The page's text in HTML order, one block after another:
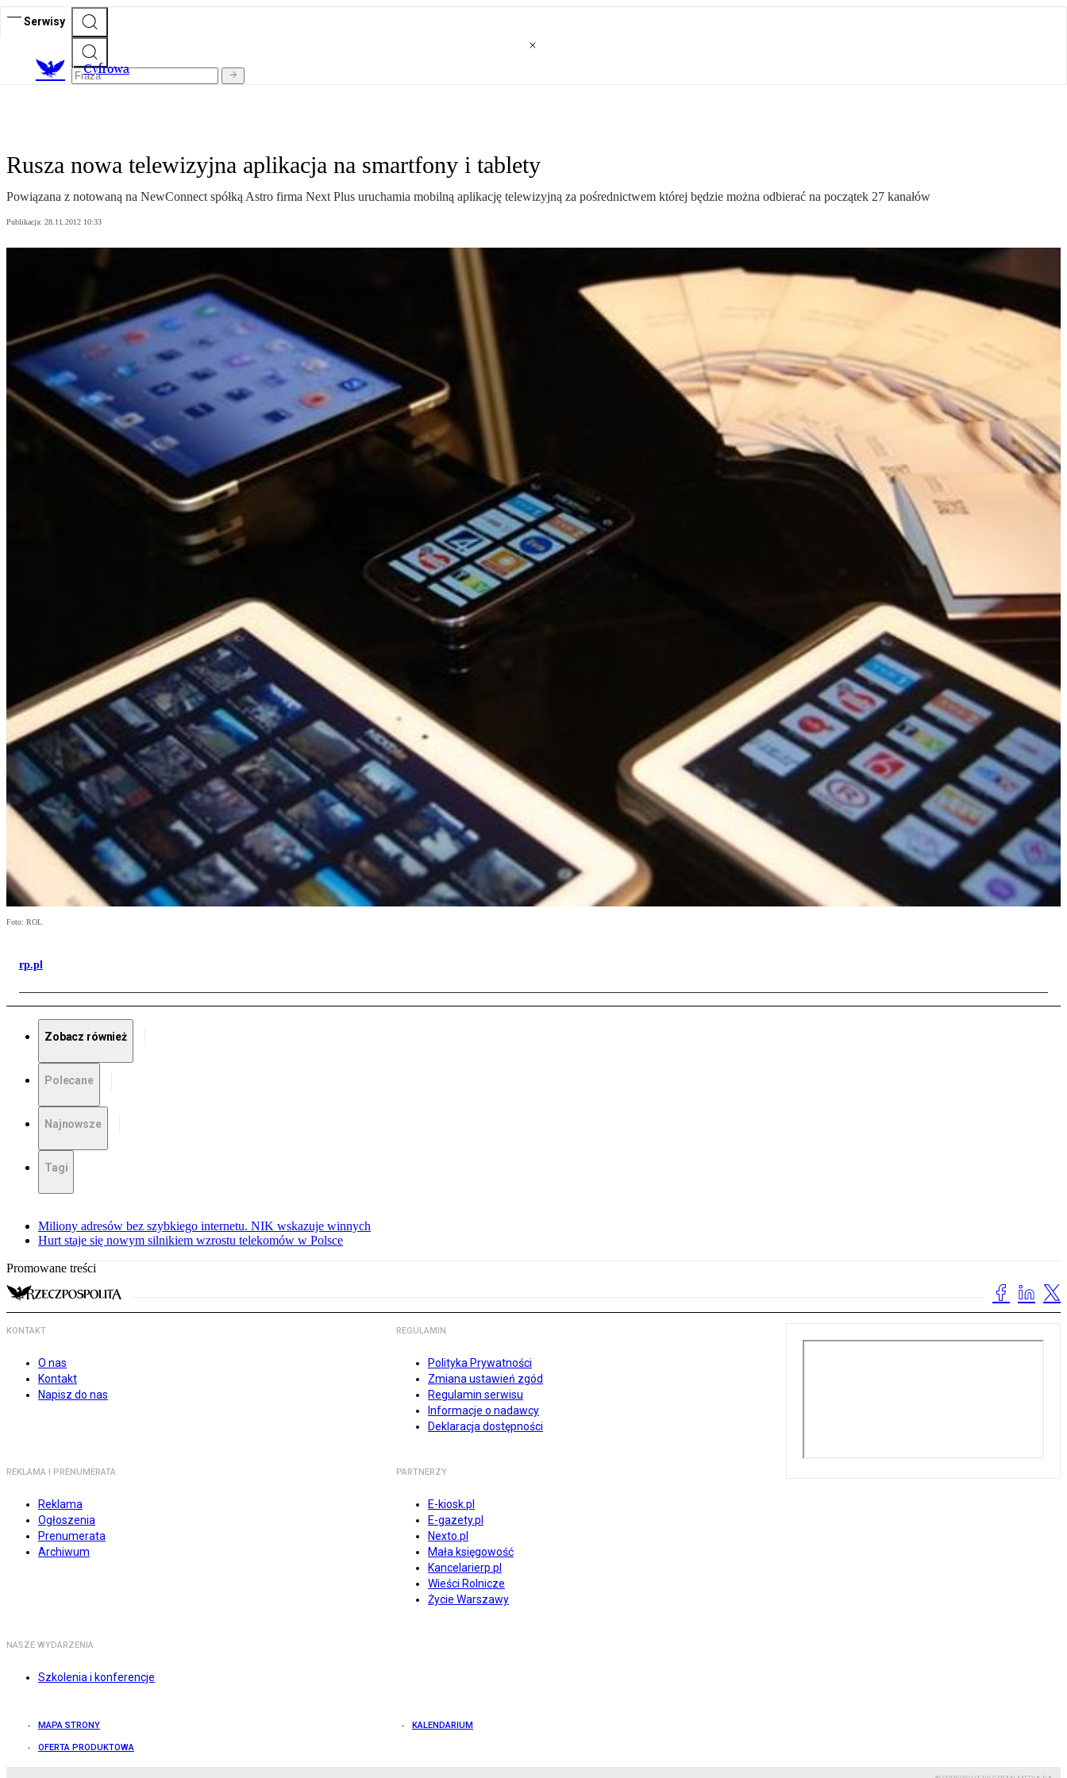
Serwisy
Cyfrowa
Rusza nowa telewizyjna aplikacja na smartfony i tablety
Powiązana z notowaną na NewConnect spółką Astro firma Next Plus uruchamia mobilną aplikację telewizyjną za pośrednictwem której będzie można odbierać na początek 27 kanałów
Publikacja: 28.11.2012 10:33
Foto: ROL
rp.pl
Zobacz również
Polecane
Najnowsze
Tagi
Miliony adresów bez szybkiego internetu. NIK wskazuje winnych
Hurt staje się nowym silnikiem wzrostu telekomów w Polsce
Promowane treści
KONTAKT
O nas
Kontakt
Napisz do nas
REGULAMIN
Polityka Prywatności
Zmiana ustawień zgód
Regulamin serwisu
Informacje o nadawcy
Deklaracja dostępności
REKLAMA I PRENUMERATA
Reklama
Ogłoszenia
Prenumerata
Archiwum
PARTNERZY
E-kiosk.pl
E-gazety.pl
Nexto.pl
Mała księgowość
Kancelarierp.pl
Wieści Rolnicze
Życie Warszawy
NASZE WYDARZENIA
Szkolenia i konferencje
MAPA STRONY KALENDARIUM
OFERTA PRODUKTOWA